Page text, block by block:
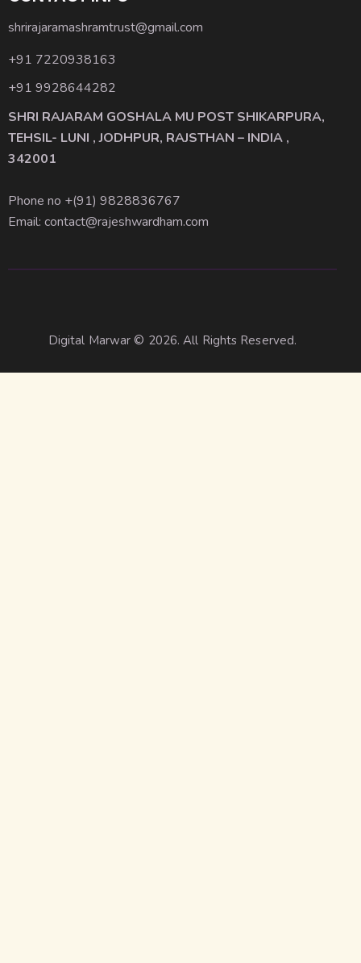
shrirajaramashramtrust@gmail.com
+91 7220938163
+91 9928644282
SHRI RAJARAM GOSHALA MU POST SHIKARPURA,
TEHSIL- LUNI , JODHPUR, RAJSTHAN – INDIA ,
342001
Phone no +(91) 9828836767
Email: contact@rajeshwardham.com
Digital Marwar © 2026. All Rights Reserved.